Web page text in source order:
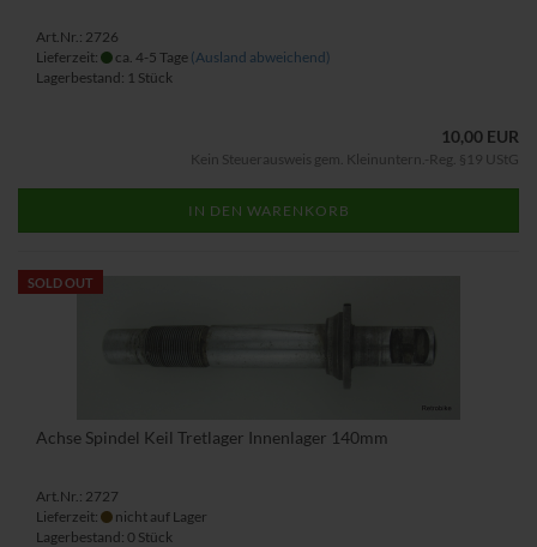
Art.Nr.: 2726
Lieferzeit:
ca. 4-5 Tage (Ausland abweichend)
Lagerbestand: 1 Stück
10,00 EUR
Kein Steuerausweis gem. Kleinuntern.-Reg. §19 UStG
IN DEN WARENKORB
SOLD OUT
Achse Spindel Keil Tretlager Innenlager 140mm
Art.Nr.: 2727
Lieferzeit:
nicht auf Lager
Lagerbestand: 0 Stück